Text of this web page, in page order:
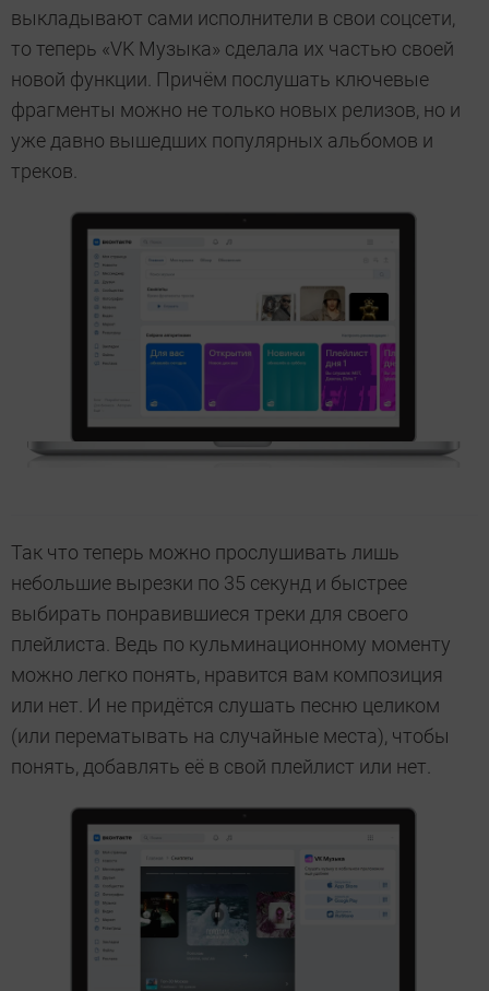
выкладывают сами исполнители в свои соцсети,
то теперь «VK Музыка» сделала их частью своей
новой функции. Причём послушать ключевые
фрагменты можно не только новых релизов, но и
уже давно вышедших популярных альбомов и
треков.
Так что теперь можно прослушивать лишь
небольшие вырезки по 35 секунд и быстрее
выбирать понравившиеся треки для своего
плейлиста. Ведь по кульминационному моменту
можно легко понять, нравится вам композиция
или нет. И не придётся слушать песню целиком
(или перематывать на случайные места), чтобы
понять, добавлять её в свой плейлист или нет.